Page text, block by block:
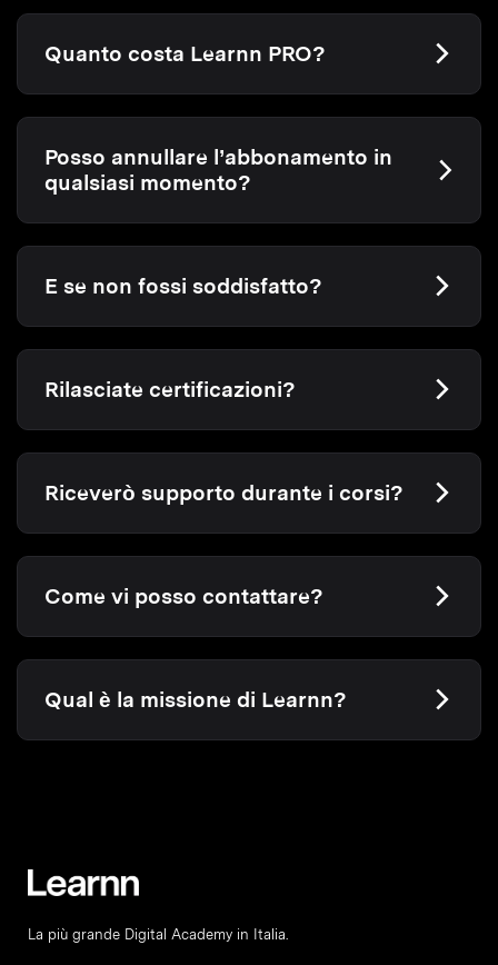
Quanto costa Learnn PRO?
Posso annullare l’abbonamento in
qualsiasi momento?
E se non fossi soddisfatto?
Rilasciate certificazioni?
Riceverò supporto durante i corsi?
Come vi posso contattare?
Qual è la missione di Learnn?
La più grande Digital Academy in Italia.